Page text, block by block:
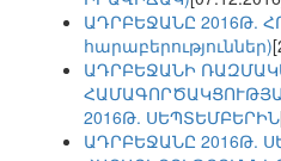
ԱԴՐԲԵՋԱՆԸ 2016Թ.
հարաբերություններ)
ԱԴՐԲԵՋԱՆԻ
2016Թ. ՍԵՊՏԵՄԲԵՐԻՆ
ԱԴՐԲԵՋԱՆԸ 2016Թ.